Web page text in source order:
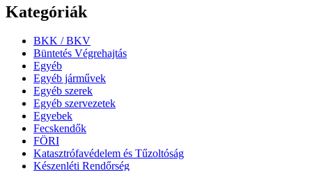
Kategóriák
BKK / BKV
Büntetés Végrehajtás
Egyéb
Egyéb járművek
Egyéb szerek
Egyéb szervezetek
Egyebek
Fecskendők
FÖRI
Katasztrófavédelem és Tűzoltóság
Készenléti Rendőrség